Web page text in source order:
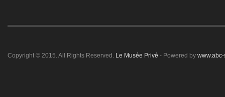
Copyright © 2015. All Rights Reserved. Le Musée Privé - Powered by